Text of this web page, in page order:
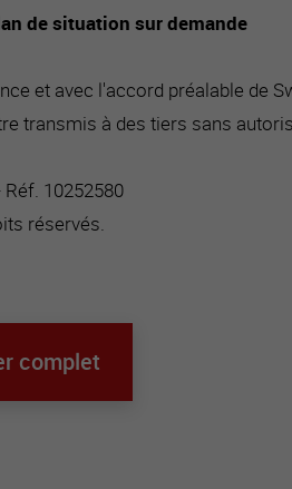
de situation sur demande
et avec l'accord préalable de
transmis à des tiers sans
Réf. 10252580
réservés.
complet